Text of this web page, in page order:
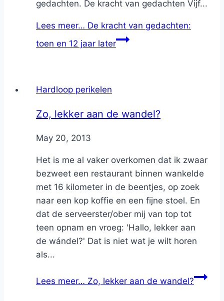
gedachten. De kracht van gedachten Vijf...
Lees meer… De kracht van gedachten:
toen en 12 jaar later
Hardloop perikelen
Zo, lekker aan de wandel?
ByNicole
May 20, 2013
Het is me al vaker overkomen dat ik zwaar
bezweet een restaurant binnen wankelde
met 16 kilometer in de beentjes, op zoek
naar een kop koffie en een fijne stoel. En
dat de serveerster/ober mij van top tot
teen opnam en vroeg: 'Hallo, lekker aan
de wándel?' Dat is niet wat je wilt horen
als...
Lees meer… Zo, lekker aan de wandel?